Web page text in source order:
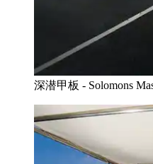
深潜甲板 - Solomons